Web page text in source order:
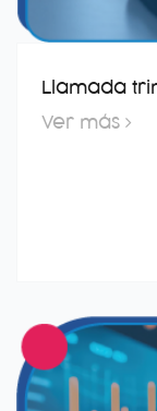
Llamada
Ver más